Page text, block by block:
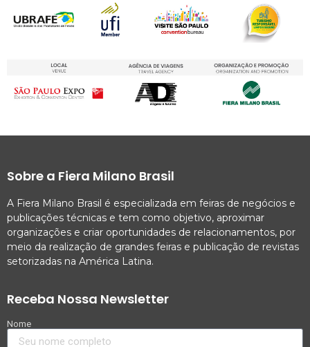
Sobre a Fiera Milano Brasil
A Fiera Milano Brasil é especializada em feiras de negócios e
publicações técnicas e tem como objetivo, aproximar
organizações e criar oportunidades de relacionamentos, por
meio da realização de grandes feiras e publicação de revistas
setorizadas na América Latina.
Receba Nossa Newsletter
Nome